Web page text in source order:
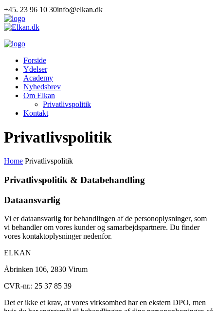
+45. 23 96 10 30info@elkan.dk
Forside
Ydelser
Academy
Nyhedsbrev
Om Elkan
Privatlivspolitik
Kontakt
Privatlivspolitik
Home Privatlivspolitik
Privatlivspolitik & Databehandling
Dataansvarlig
Vi er dataansvarlig for behandlingen af de personoplysninger, som
vi behandler om vores kunder og samarbejdspartnere. Du finder
vores kontaktoplysninger nedenfor.
ELKAN
Åbrinken 106, 2830 Virum
CVR-nr.: 25 37 85 39
Det er ikke et krav, at vores virksomhed har en ekstern DPO, men